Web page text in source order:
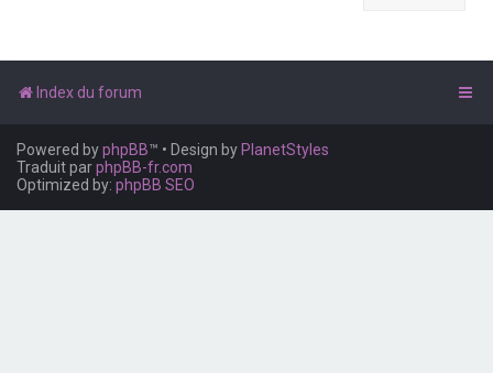
Index du forum
Powered byphpBB™ • Design by PlanetStyles
Traduit parphpBB-fr.com
Optimized by: phpBB SEO